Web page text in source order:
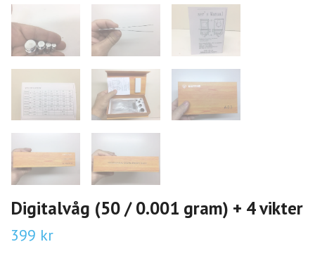
Digitalvåg (50 / 0.001 gram) + 4 vikter
399 kr